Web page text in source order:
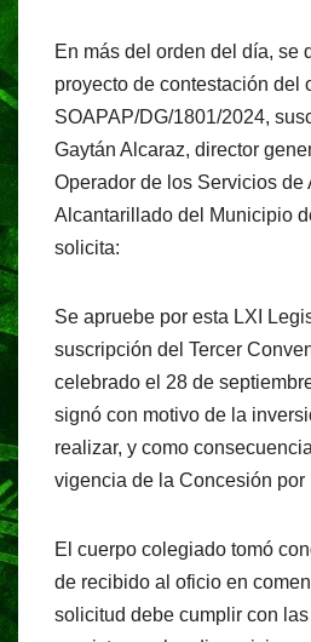
En más del orden del día, se
proyecto de contestación del
SOAPAP/DG/1801/2024,
Gaytán Alcaraz, director
Operador de los Servicios de
Alcantarillado del Municipio
solicita:
Se apruebe por esta LXI
suscripción del Tercer
celebrado el 28 de
signó con motivo de la
realizar, y como
vigencia de la Concesión por
El cuerpo colegiado tomó
de recibido al oficio en
solicitud debe cumplir con